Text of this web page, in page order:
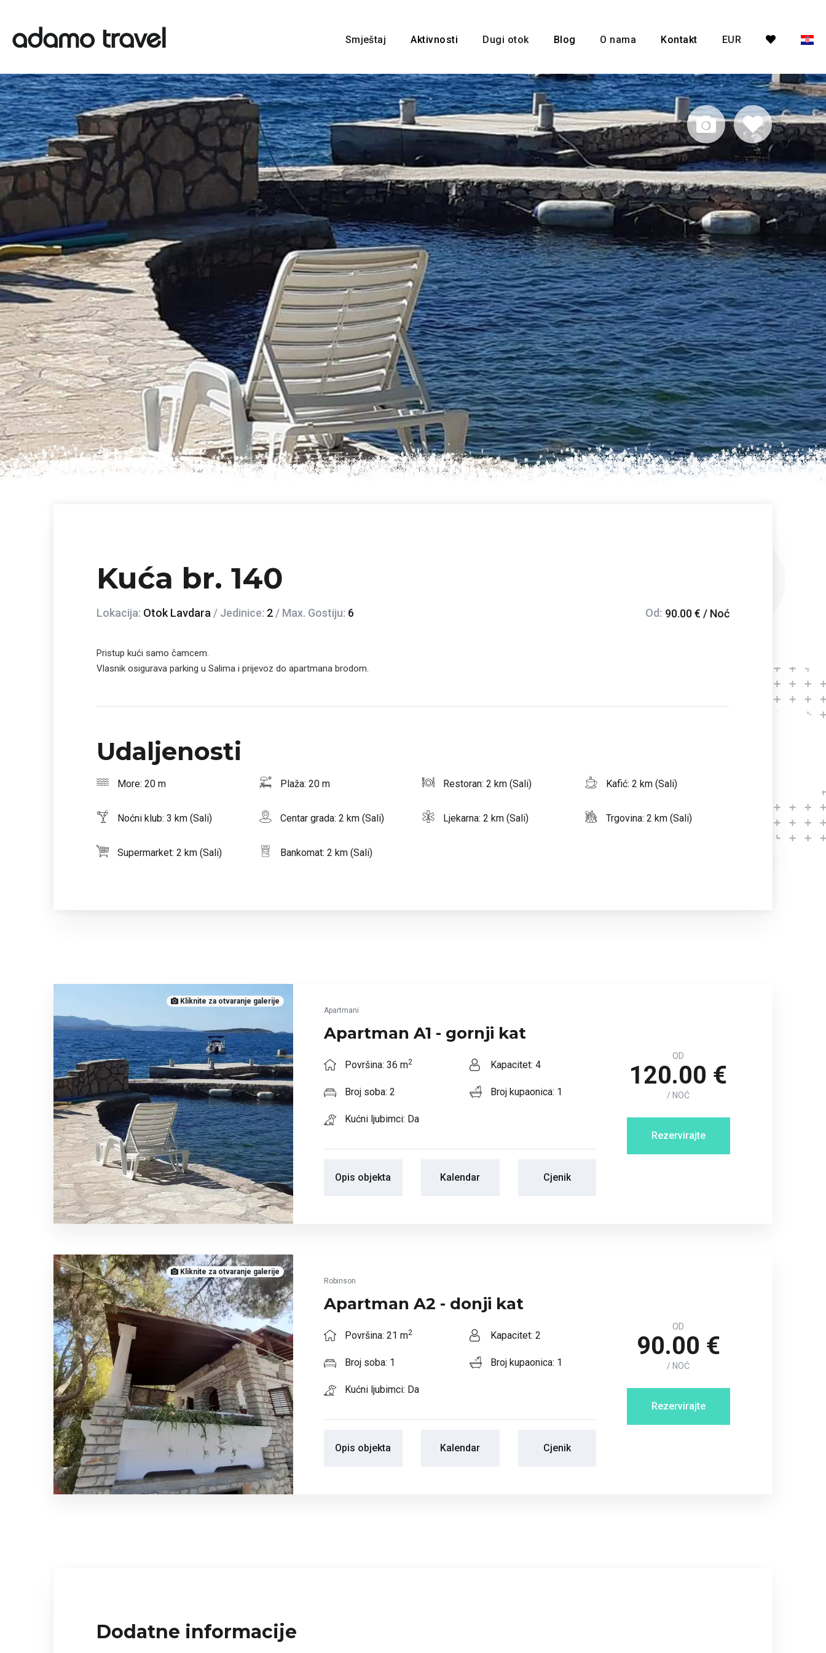
Smještaj Aktivnosti Dugi otok Blog O nama Kontakt EUR
Kuća br. 140
Lokacija: Otok Lavdara / Jedinice: 2 / Max. Gostiju: 6 Od: 90.00 € / Noć
Pristup kući samo čamcem.
Vlasnik osigurava parking u Salima i prijevoz do apartmana brodom.
Udaljenosti
More: 20 m Plaža: 20 m Restoran: 2 km (Sali) Kafić: 2 km (Sali)
Noćni klub: 3 km (Sali) Centar grada: 2 km (Sali) Ljekarna: 2 km (Sali) Trgovina: 2 km (Sali)
Supermarket: 2 km (Sali) Bankomat: 2 km (Sali)
Kliknite za otvaranje galerije
Apartmani
Apartman A1 - gornji kat
Površina: 36 m2 Kapacitet: 4
Broj soba: 2 Broj kupaonica: 1
Kućni ljubimci: Da
Opis objekta Kalendar Cjenik
OD
120.00 €
/ NOĆ
Rezervirajte
Kliknite za otvaranje galerije
Robinson
Apartman A2 - donji kat
Površina: 21 m2 Kapacitet: 2
Broj soba: 1 Broj kupaonica: 1
Kućni ljubimci: Da
Opis objekta Kalendar Cjenik
OD
90.00 €
/ NOĆ
Rezervirajte
Dodatne informacije